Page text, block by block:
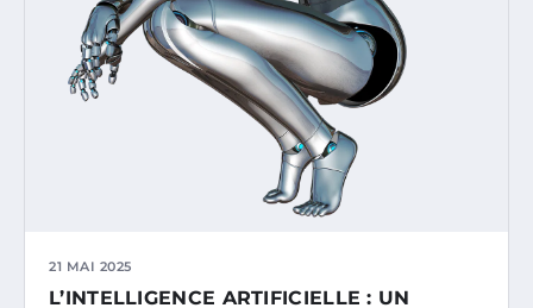
21 MAI 2025
L’INTELLIGENCE ARTIFICIELLE : UN